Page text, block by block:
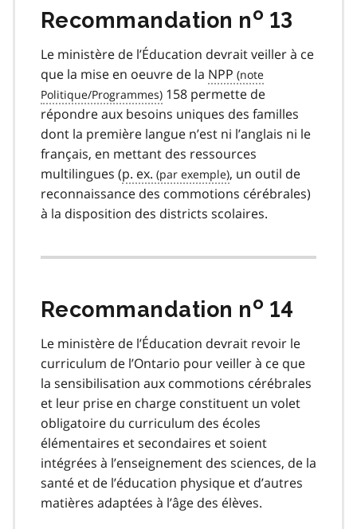
Recommandation no 13
Le ministère de l’Éducation devrait veiller à ce
que la mise en oeuvre de la NPP
158 permette de
répondre aux besoins uniques des familles
dont la première langue n’est ni l’anglais ni le
français, en mettant des ressources
multilingues (p. ex.
, un outil de
reconnaissance des commotions cérébrales)
à la disposition des districts scolaires.
Recommandation no 14
Le ministère de l’Éducation devrait revoir le
curriculum de l’Ontario pour veiller à ce que
la sensibilisation aux commotions cérébrales
et leur prise en charge constituent un volet
obligatoire du curriculum des écoles
élémentaires et secondaires et soient
intégrées à l’enseignement des sciences, de la
santé et de l’éducation physique et d’autres
matières adaptées à l’âge des élèves.